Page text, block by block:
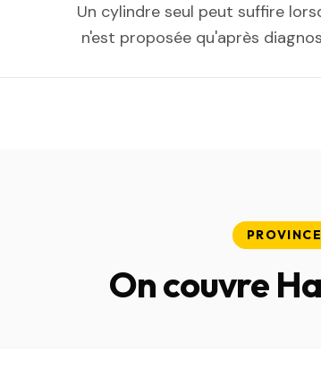
Un cylindre seul peut suffire
n'est proposée qu'après
On couvre